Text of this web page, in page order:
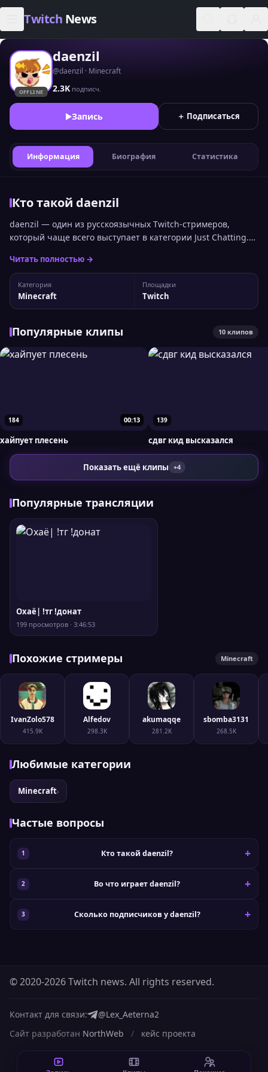
Skip to content
Twitch News
OFFLINE
daenzil
@daenzil · Minecraft
2.3K подписч.
Запись ＋ Подписаться
Информация Биография Статистика
Кто такой daenzil
daenzil — один из русскоязычных Twitch-стримеров,
который чаще всего выступает в категории Just Chatting.
общем топе стримеров Twitch по онлайну. Статистика
канала daenzil У канала 1 925 подписчиков, а
максимальный пик трансляции доходил до 892 зрителей.
При необходимости вы...
Читать полностью →
Категория
Minecraft
Площадки
Twitch
Популярные клипы 10 клипов
00:13
184
хайпует плесень
139
сдвг кид высказался
Показать ещё клипы +4
Популярные трансляции
Охаё| !тг !донат
199 просмотров · 3:46:53
Похожие стримеры Minecraft
IvanZolo578
415.9K
Alfedov
298.3K
akumaqqe
281.2K
sbomba3131
268.5K
Любимые категории
Minecraft›
Частые вопросы
Кто такой daenzil?
Во что играет daenzil?
Сколько подписчиков у daenzil?
© 2020-2026 Twitch news. All rights reserved.
Контакт для связи:
@Lex_Aeterna2
Сайт разработан NorthWeb / кейс проекта